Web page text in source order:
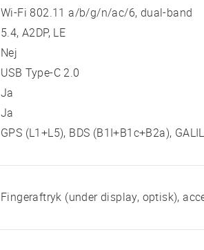
Wi-Fi 802.11 a/b/g/n/ac/6, dual-band
5.4, A2DP, LE
Nej
USB Type-C 2.0
Ja
Ja
GPS (L1+L5), BDS (B1I+B1c+B2a),
Fingeraftryk (under display, optisk),